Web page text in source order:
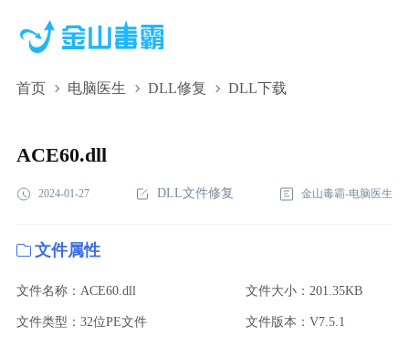
首页 电脑医生 DLL修复 DLL下载
ACE60.dll,ACE60.dll下载,ACE60.dll修复
ACE60.dll
2024-01-27 DLL文件修复 金山毒霸-电脑医生
文件属性
文件名称：ACE60.dll 文件大小：201.35KB
文件类型：32位PE文件 文件版本：V7.5.1